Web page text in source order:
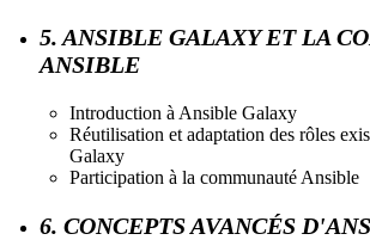
5. ANSIBLE GALAXY ET LA
ANSIBLE
Introduction à Ansible Galaxy
Réutilisation et adaptation des rôles
Galaxy
Participation à la communauté Ansible
6. CONCEPTS AVANCÉS